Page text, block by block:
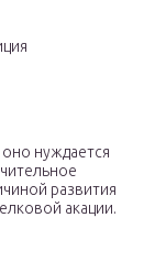
нуждается
развития
акации.